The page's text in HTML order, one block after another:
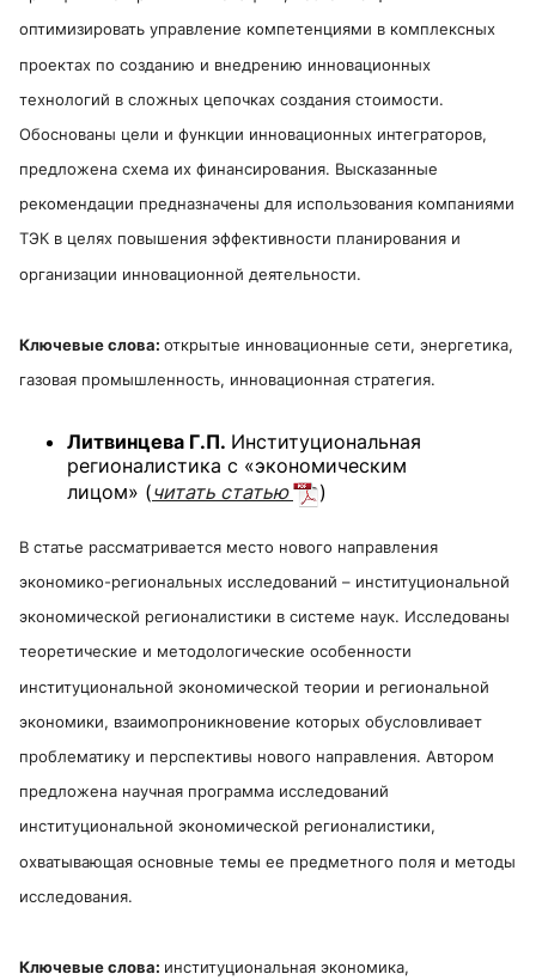
оптимизировать управление компетенциями в комплексных
проектах по созданию и внедрению инновационных
технологий в сложных цепочках создания стоимости.
Обоснованы цели и функции инновационных интеграторов,
предложена схема их финансирования. Высказанные
рекомендации предназначены для использования компаниями
ТЭК в целях повышения эффективности планирования и
организации инновационной деятельности.
Ключевые слова: открытые инновационные сети, энергетика,
газовая промышленность, инновационная стратегия.
Литвинцева Г.П. Институциональная
регионалистика с «экономическим
лицом» (читать статью )
В статье рассматривается место нового направления
экономико-региональных исследований – институциональной
экономической регионалистики в системе наук. Исследованы
теоретические и методологические особенности
институциональной экономической теории и региональной
экономики, взаимопроникновение которых обусловливает
проблематику и перспективы нового направления. Автором
предложена научная программа исследований
институциональной экономической регионалистики,
охватывающая основные темы ее предметного поля и методы
исследования.
Ключевые слова: институциональная экономика,